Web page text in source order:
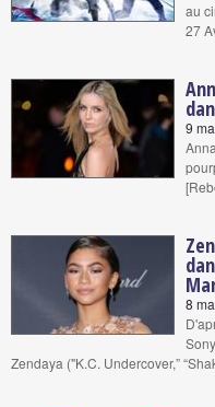
au
27
9
8
Zendaya ("K.C. Undercover,”